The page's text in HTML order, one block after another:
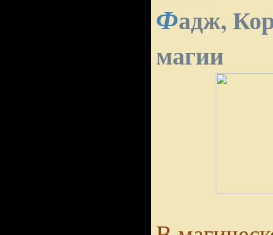
Фадж,
магии